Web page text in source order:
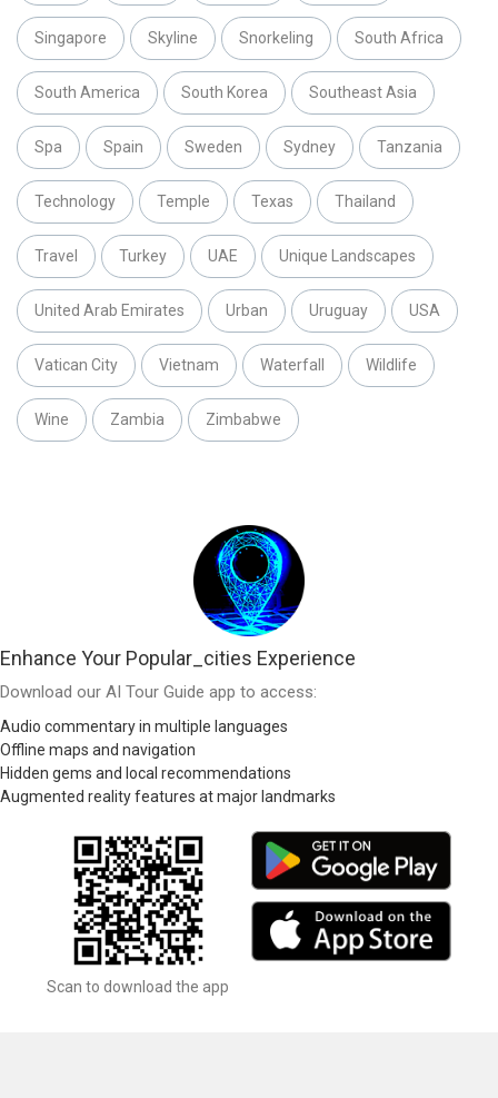
Singapore Skyline Snorkeling South Africa
South America South Korea Southeast Asia
Spa Spain Sweden Sydney Tanzania
Technology Temple Texas Thailand
Travel Turkey UAE Unique Landscapes
United Arab Emirates Urban Uruguay USA
Vatican City Vietnam Waterfall Wildlife
Wine Zambia Zimbabwe
Enhance Your Popular_cities Experience
Download our AI Tour Guide app to access:
Audio commentary in multiple languages
Offline maps and navigation
Hidden gems and local recommendations
Augmented reality features at major landmarks
Scan to download the app